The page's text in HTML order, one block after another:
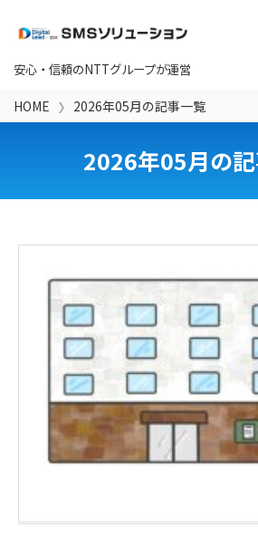
HOME 2026年05月の記事一覧
2026年05月の